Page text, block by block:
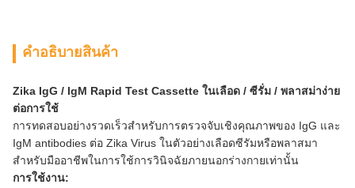
คําอธิบายสินค้า
Zika IgG / IgM Rapid Test Cassette ในเลือด / ซีรั่ม / พลาสม่าง่าย
ต่อการใช้
การทดสอบอย่างรวดเร็วสำหรับการตรวจจับเชิงคุณภาพของ IgG และ
IgM antibodies ต่อ Zika Virus ในตัวอย่างเลือดซีรัมหรือพลาสมา
สำหรับมืออาชีพในการใช้การวินิจฉัยภายนอกร่างกายเท่านั้น
การใช้งาน: